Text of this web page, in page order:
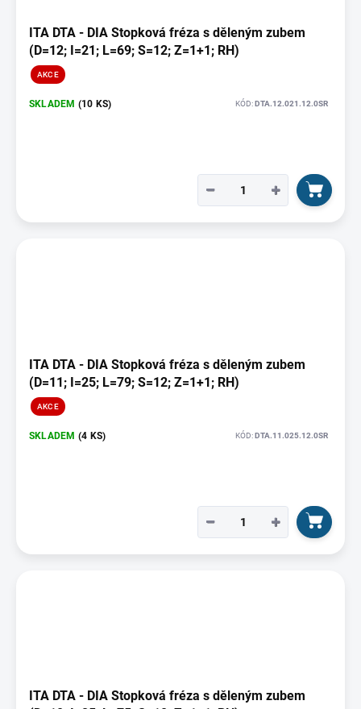
ITA DTA - DIA Stopková fréza s děleným zubem
(D=12; I=21; L=69; S=12; Z=1+1; RH)
AKCE
SKLADEM (10 KS) KÓD:DTA.12.021.12.0SR
+
−
ITA DTA - DIA Stopková fréza s děleným zubem
(D=11; I=25; L=79; S=12; Z=1+1; RH)
AKCE
SKLADEM (4 KS) KÓD:DTA.11.025.12.0SR
+
−
ITA DTA - DIA Stopková fréza s děleným zubem